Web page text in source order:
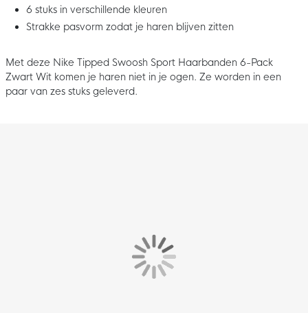
6 stuks in verschillende kleuren
Strakke pasvorm zodat je haren blijven zitten
Met deze Nike Tipped Swoosh Sport Haarbanden 6-Pack
Zwart Wit komen je haren niet in je ogen. Ze worden in een
paar van zes stuks geleverd.